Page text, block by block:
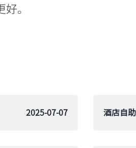
。
2025-07-07